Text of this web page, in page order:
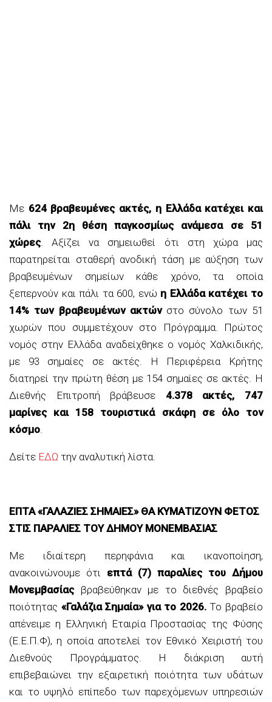
Με 624 βραβευμένες ακτές, η Ελλάδα κατέχει και
πάλι την 2η θέση παγκοσμίως ανάμεσα σε 51
χώρες. Αξίζει να σημειωθεί ότι στη χώρα μας
παρατηρείται σταθερή ανοδική τάση με αύξηση των
βραβευμένων σημείων κάθε χρόνο, τα οποία
ξεπερνούν και πάλι τα 600, ενώ η Ελλάδα κατέχει το
14% των βραβευμένων ακτώνστο σύνολο των 51
χωρών που συμμετέχουν στο Πρόγραμμα. Πρώτος
νομός στην Ελλάδα αναδείχθηκε ο νομός Χαλκιδικής,
με 93 σημαίες σε ακτές. Η Περιφέρεια Κρήτης
διατηρεί την πρώτη θέση με 154 σημαίες σε ακτές. Η
Διεθνής Επιτροπή βράβευσε 4.378 ακτές, 747
μαρίνες και 158 τουριστικά σκάφη σε όλο τον
κόσμο.
Δείτε ΕΔΩ την αναλυτική λίστα.
ΕΠΤΑ «ΓΑΛΑΖΙΕΣ ΣΗΜΑΙΕΣ» ΘΑ ΚΥΜΑΤΙΖΟΥΝ ΦΕΤΟΣ
ΣΤΙΣ ΠΑΡΑΛΙΕΣ ΤΟΥ ΔΗΜΟΥ ΜΟΝΕΜΒΑΣΙΑΣ
Με ιδιαίτερη περηφάνια και ικανοποίηση,
ανακοινώνουμε ότι επτά (7) παραλίες του Δήμου
Μονεμβασίαςβραβεύθηκαν με το διεθνές βραβείο
ποιότητας «Γαλάζια Σημαία» για το 2026.Το βραβείο
απένειμε η Ελληνική Εταιρία Προστασίας της Φύσης
(Ε.Ε.Π.Φ), η οποία αποτελεί τον Εθνικό Χειριστή του
Διεθνούς Προγράμματος. Η διάκριση αυτή
επιβεβαιώνει την εξαιρετική ποιότητα των υδάτων
και το υψηλό επίπεδο των παρεχόμενων υπηρεσιών